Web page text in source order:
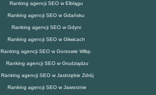
Ranking agencji SEO w Elblągu
Ranking agencji SEO w Gdańsku
Ranking agencji SEO w Gdyni
Ranking agencji SEO w Gliwicach
Ranking agencji SEO w Gorzowie Wlkp.
Ranking agencji SEO w Grudziądzu
Ranking agencji SEO w Jastrzębie Zdrój
Ranking agencji SEO w Jaworznie